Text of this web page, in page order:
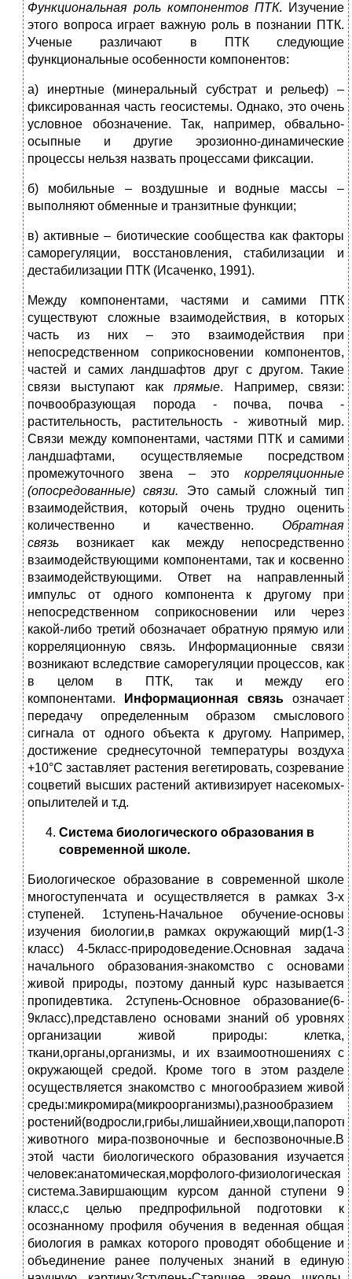
Функциональная роль компонентов ПТК. Изучение
этого вопроса играет важную роль в познании ПТК.
Ученые различают в ПТК следующие
функциональные особенности компонентов:
а) инертные (минеральный субстрат и рельеф) –
фиксированная часть геосистемы. Однако, это очень
условное обозначение. Так, например, обвально-
осыпные и другие эрозионно-динамические
процессы нельзя назвать процессами фиксации.
б) мобильные – воздушные и водные массы –
выполняют обменные и транзитные функции;
в) активные – биотические сообщества как факторы
саморегуляции, восстановления, стабилизации и
дестабилизации ПТК (Исаченко, 1991).
Между компонентами, частями и самими ПТК
существуют сложные взаимодействия, в которых
часть из них – это взаимодействия при
непосредственном соприкосновении компонентов,
частей и самих ландшафтов друг с другом. Такие
связи выступают какпрямые. Например, связи:
почвообразующая порода - почва, почва -
растительность, растительность - животный мир.
Связи между компонентами, частями ПТК и самими
ландшафтами, осуществляемые посредством
промежуточного звена – это корреляционные
(опосредованные) связи. Это самый сложный тип
взаимодействия, который очень трудно оценить
количественно и качественно. Обратная
связь возникает как между непосредственно
взаимодействующими компонентами, так и косвенно
взаимодействующими. Ответ на направленный
импульс от одного компонента к другому при
непосредственном соприкосновении или через
какой-либо третий обозначает обратную прямую или
корреляционную связь. Информационные связи
возникают вследствие саморегуляции процессов, как
в целом в ПТК, так и между его
компонентами.
Информационная связьозначает
передачу определенным образом смыслового
сигнала от одного объекта к другому. Например,
достижение среднесуточной температуры воздуха
+10°С заставляет растения вегетировать, созревание
соцветий высших растений активизирует насекомых-
опылителей и т.д.
Система биологического образования в
современной школе.
Биологическое образование в современной школе
многоступенчата и осуществляется в рамках 3-х
ступеней. 1ступень-Начальное обучение-основы
изучения биологии,в рамках окружающий мир(1-3
класс) 4-5класс-природоведение.Основная задача
начального образования-знакомство с основами
живой природы, поэтому данный курс называется
пропидевтика. 2ступень-Основное образование(6-
9класс),представлено основами знаний об уровнях
организации живой природы: клетка,
ткани,органы,организмы, и их взаимоотношениях с
окружающей средой. Кроме того в этом разделе
осуществляется знакомство с многообразием живой
среды:микромира(микроорганизмы),разнообразием
животного мира-позвоночные и беспозвоночные.В
этой части биологического образования изучается
человек:анатомическая,морфолого-физиологическая
система.Завиршающим курсом данной ступени 9
класс,с целью предпрофильной подготовки к
осознанному профиля обучения в веденная общая
биология в рамках которого проводят обобщение и
объединение ранее полученых знаний в единую